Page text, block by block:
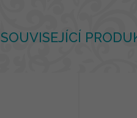
SOUVISEJÍCÍ